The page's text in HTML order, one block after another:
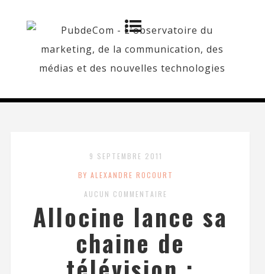
9 SEPTEMBRE 2011
BY ALEXANDRE ROCOURT
AUCUN COMMENTAIRE
Allocine lance sa
chaine de